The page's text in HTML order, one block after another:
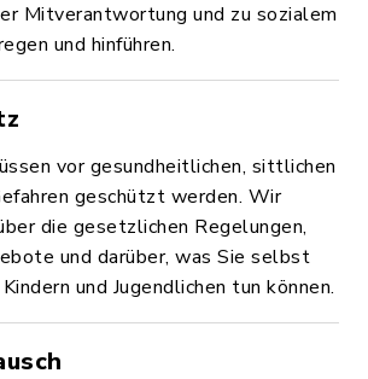
Mitverantwortung und zu sozialem
und hinführen.
vor gesundheitlichen, sittlichen
geschützt werden. Wir
die gesetzlichen Regelungen,
und darüber, was Sie selbst
und Jugendlichen tun können.